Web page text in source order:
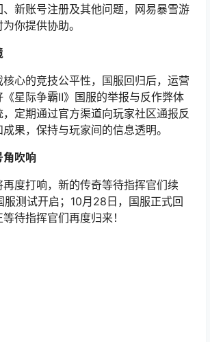
新账号注册及其他问题，网易暴雪游
你提供协助。
心的竞技公平性，国服回归后，运营
星际争霸Ⅱ》国服的举报与反作弊体
定期通过官方渠道向玩家社区通报反
果，保持与玩家间的信息透明。
角吹响
度打响，新的传奇等待指挥官们续
服测试开启；10月28日，国服正式回
待指挥官们再度归来！